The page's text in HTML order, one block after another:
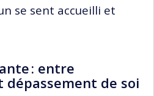
se sent accueilli et
: entre
dépassement de soi